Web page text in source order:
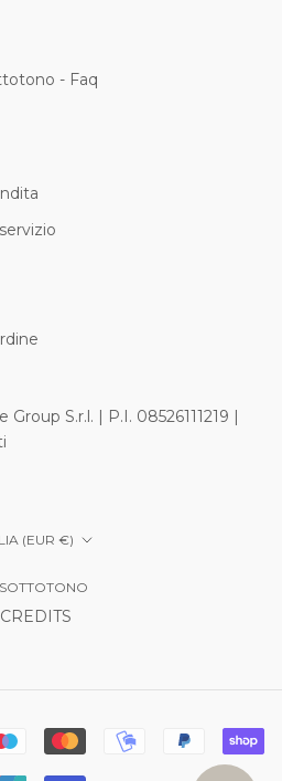
- Faq
S.r.l. | P.I. 08526111219 |
Area
(EUR €)
CREDITS